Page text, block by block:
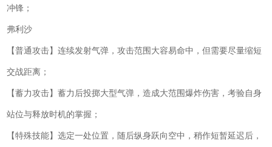
冲锋；
弗利沙
【普通攻击】连续发射气弹，攻击范围大容易命中，但需要尽量缩短
交战距离；
【蓄力攻击】蓄力后投掷大型气弹，造成大范围爆炸伤害，考验自身
站位与释放时机的掌握；
【特殊技能】选定一处位置，随后纵身跃向空中，稍作短暂延迟后，